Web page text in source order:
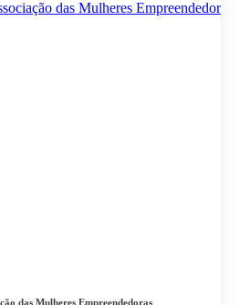
das Mulheres Empreendedoras